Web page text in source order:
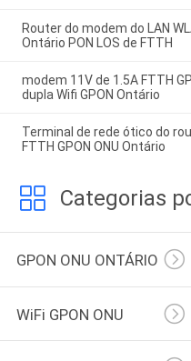
Router do modem do LAN
Ontário PON LOS de FTTH
modem 11V de 1.5A FTTH
dupla Wifi GPON Ontário
Terminal de rede ótico do
FTTH GPON ONU Ontário
Categorias
GPON ONU ONTÁRIO
WiFi GPON ONU